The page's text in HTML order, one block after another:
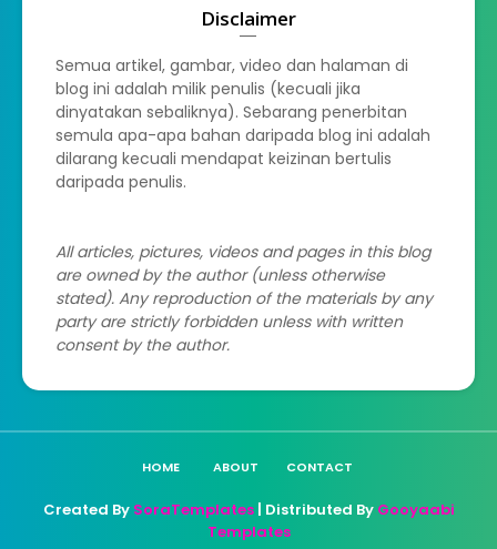
Disclaimer
Semua artikel, gambar, video dan halaman di
blog ini adalah milik penulis (kecuali jika
dinyatakan sebaliknya). Sebarang penerbitan
semula apa-apa bahan daripada blog ini adalah
dilarang kecuali mendapat keizinan bertulis
daripada penulis.
All articles, pictures, videos and pages in this blog
are owned by the author (unless otherwise
stated). Any reproduction of the materials by any
party are strictly forbidden unless with written
consent by the author.
HOME ABOUT CONTACT
Created By SoraTemplates| Distributed By Gooyaabi
Templates